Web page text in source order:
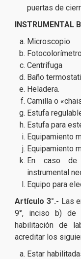
puertas de
INSTRUMENTAL
Microscopio
Centrífuga
Baño
Heladera.
Camilla o
Estufa
Estufa para
Equipamiento
Equipamiento
En caso de
instrumental
Equipo para
Artículo 3°.- Las
9°, inciso b) de
habilitación de
acreditar los
Estar